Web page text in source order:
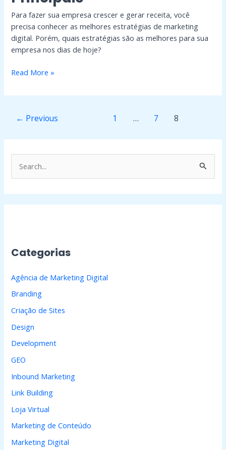
Para fazer sua empresa crescer e gerar receita, você
precisa conhecer as melhores estratégias de marketing
digital. Porém, quais estratégias são as melhores para sua
empresa nos dias de hoje?
Read More »
← Previous 1 … 7 8
s
s
p
o
r
:
Categorias
Agência de Marketing Digital
Branding
Criação de Sites
Design
Development
GEO
Inbound Marketing
Link Building
Loja Virtual
Marketing de Conteúdo
Marketing Digital